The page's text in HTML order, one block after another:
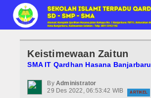
Home
Jenjang Pendidikan
SMAIT
Keistimewaan Zaitun
SMA IT Qardhan Hasana Banjarbaru
By Administrator
29 Des 2022, 06:53:42 WIB
ARTIKEL